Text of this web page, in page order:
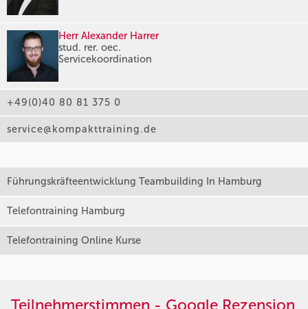
Herr Alexander Harrer
stud. rer. oec.
Servicekoordination
+49(0)40 80 81 375 0
service@kompakttraining.de
Führungskräfteentwicklung Teambuilding In Hamburg
Telefontraining Hamburg
Telefontraining Online Kurse